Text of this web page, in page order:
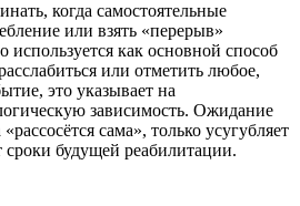
когда самостоятельные
или взять «перерыв»
используется как основной способ
или отметить любое,
это указывает на
зависимость. Ожидание
сама», только усугубляет
сроки будущей реабилитации.